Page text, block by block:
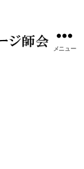
メニュー